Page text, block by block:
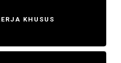
KHUSUS